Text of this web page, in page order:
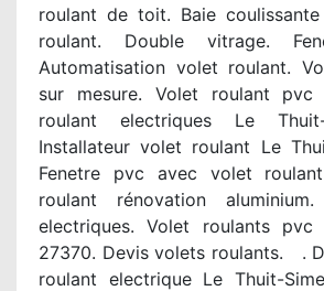
roulant de toit. Baie
roulant. Double vitrage.
Automatisation volet roulant.
sur mesure. Volet roulant pvc
roulant electriques Le
Installateur volet roulant Le
Fenetre pvc avec volet
roulant rénovation
electriques. Volet roulants pvc
27370. Devis volets roulants. .
roulant electrique Le Thuit-